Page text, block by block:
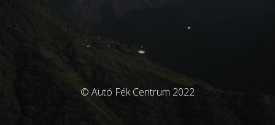
© Autó Fék Centrum 2022